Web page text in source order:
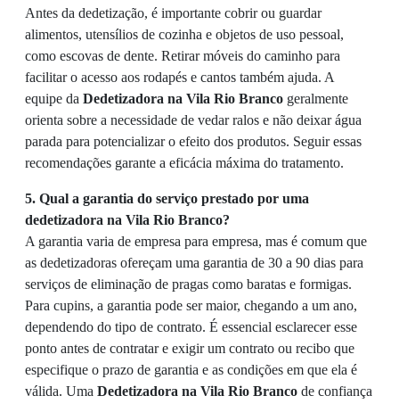
Antes da dedetização, é importante cobrir ou guardar
alimentos, utensílios de cozinha e objetos de uso pessoal,
como escovas de dente. Retirar móveis do caminho para
facilitar o acesso aos rodapés e cantos também ajuda. A
equipe da Dedetizadora na Vila Rio Branco geralmente
orienta sobre a necessidade de vedar ralos e não deixar água
parada para potencializar o efeito dos produtos. Seguir essas
recomendações garante a eficácia máxima do tratamento.
5. Qual a garantia do serviço prestado por uma
dedetizadora na Vila Rio Branco?
A garantia varia de empresa para empresa, mas é comum que
as dedetizadoras ofereçam uma garantia de 30 a 90 dias para
serviços de eliminação de pragas como baratas e formigas.
Para cupins, a garantia pode ser maior, chegando a um ano,
dependendo do tipo de contrato. É essencial esclarecer esse
ponto antes de contratar e exigir um contrato ou recibo que
especifique o prazo de garantia e as condições em que ela é
válida. Uma Dedetizadora na Vila Rio Branco de confiança